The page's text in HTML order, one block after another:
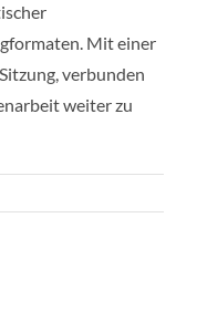
Mit einer
verbunden
weiter zu